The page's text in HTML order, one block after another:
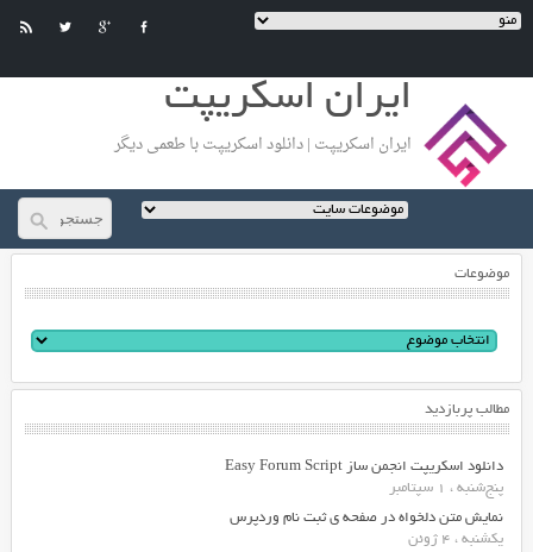
ایران اسکریپت
ایران اسکریپت | دانلود اسکریپت با طعمی دیگر
موضوعات
مطالب پربازدید
دانلود اسکریپت انجمن ساز Easy Forum Script
پنج‌شنبه ، 1 سپتامبر
نمایش متن دلخواه در صفحه ی ثبت نام وردپرس
یکشنبه ، 4 ژوئن